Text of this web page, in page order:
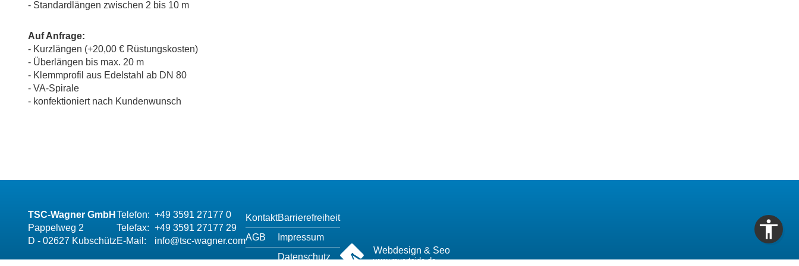
- Standardlängen zwischen 2 bis 10 m
Auf Anfrage:
- Kurzlängen (+20,00 € Rüstungskosten)
- Überlängen bis max. 20 m
- Klemmprofil aus Edelstahl ab DN 80
- VA-Spirale
- konfektioniert nach Kundenwunsch
TSC-Wagner GmbH
Pappelweg 2
D - 02627 Kubschütz
Telefon: +49 3591 27177 0
Telefax: +49 3591 27177 29
E-Mail:
info@tsc-wagner.com
Kontakt
AGB
Barrierefreiheit
Impressum
Datenschutz
Webdesign & Seo
www.myartside.de